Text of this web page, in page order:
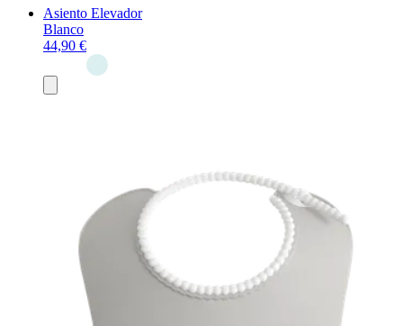
Asiento Elevador
Blanco
44,90 €
al